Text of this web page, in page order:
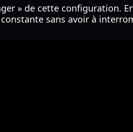
» de cette configuration.
sans avoir à